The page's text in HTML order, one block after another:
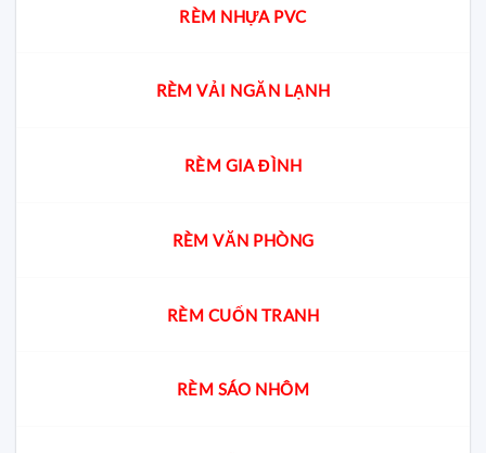
RÈM NHỰA PVC
RÈM VẢI NGĂN LẠNH
RÈM GIA ĐÌNH
RÈM VĂN PHÒNG
RÈM CUỐN TRANH
RÈM SÁO NHÔM